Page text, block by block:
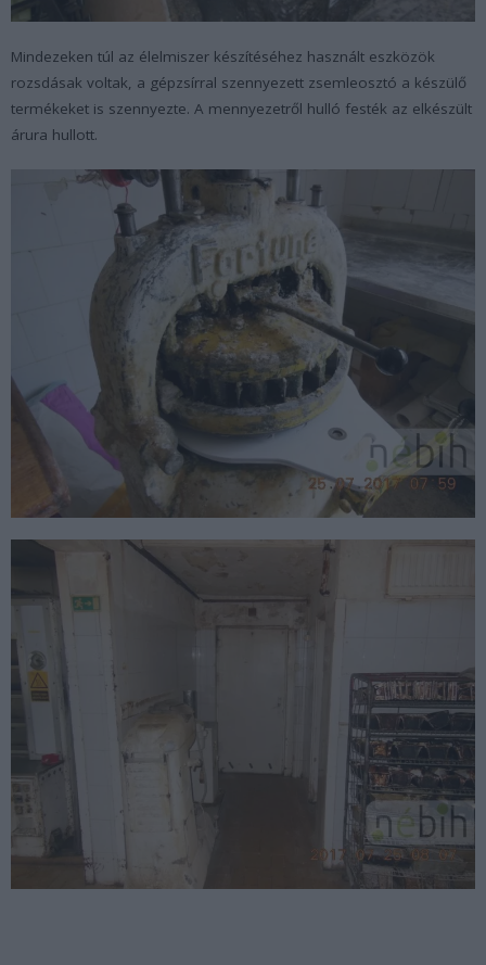
Mindezeken túl az élelmiszer készítéséhez használt eszközök
rozsdásak voltak, a gépzsírral szennyezett zsemleosztó a készülő
termékeket is szennyezte. A mennyezetről hulló festék az elkészült
árura hullott.